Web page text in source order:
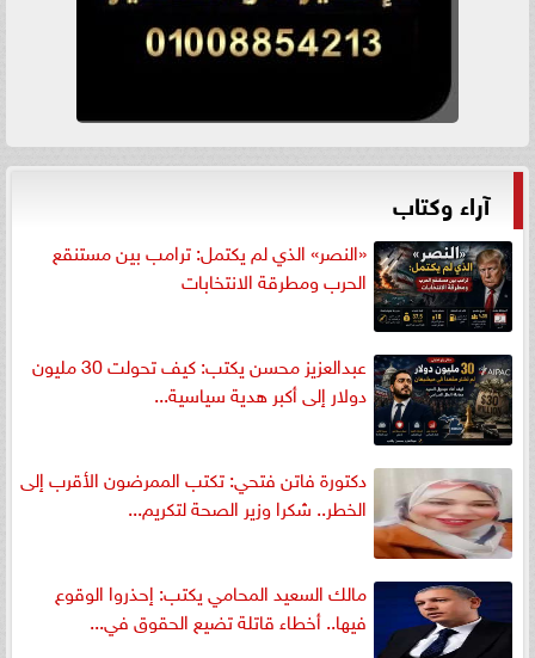
آراء وكتاب
«النصر» الذي لم يكتمل: ترامب بين مستنقع
الحرب ومطرقة الانتخابات
عبدالعزيز محسن يكتب: كيف تحولت 30 مليون
دولار إلى أكبر هدية سياسية...
دكتورة فاتن فتحي: تكتب الممرضون الأقرب إلى
الخطر.. شكرا وزير الصحة لتكريم...
مالك السعيد المحامي يكتب: إحذروا الوقوع
فيها.. أخطاء قاتلة تضيع الحقوق في...